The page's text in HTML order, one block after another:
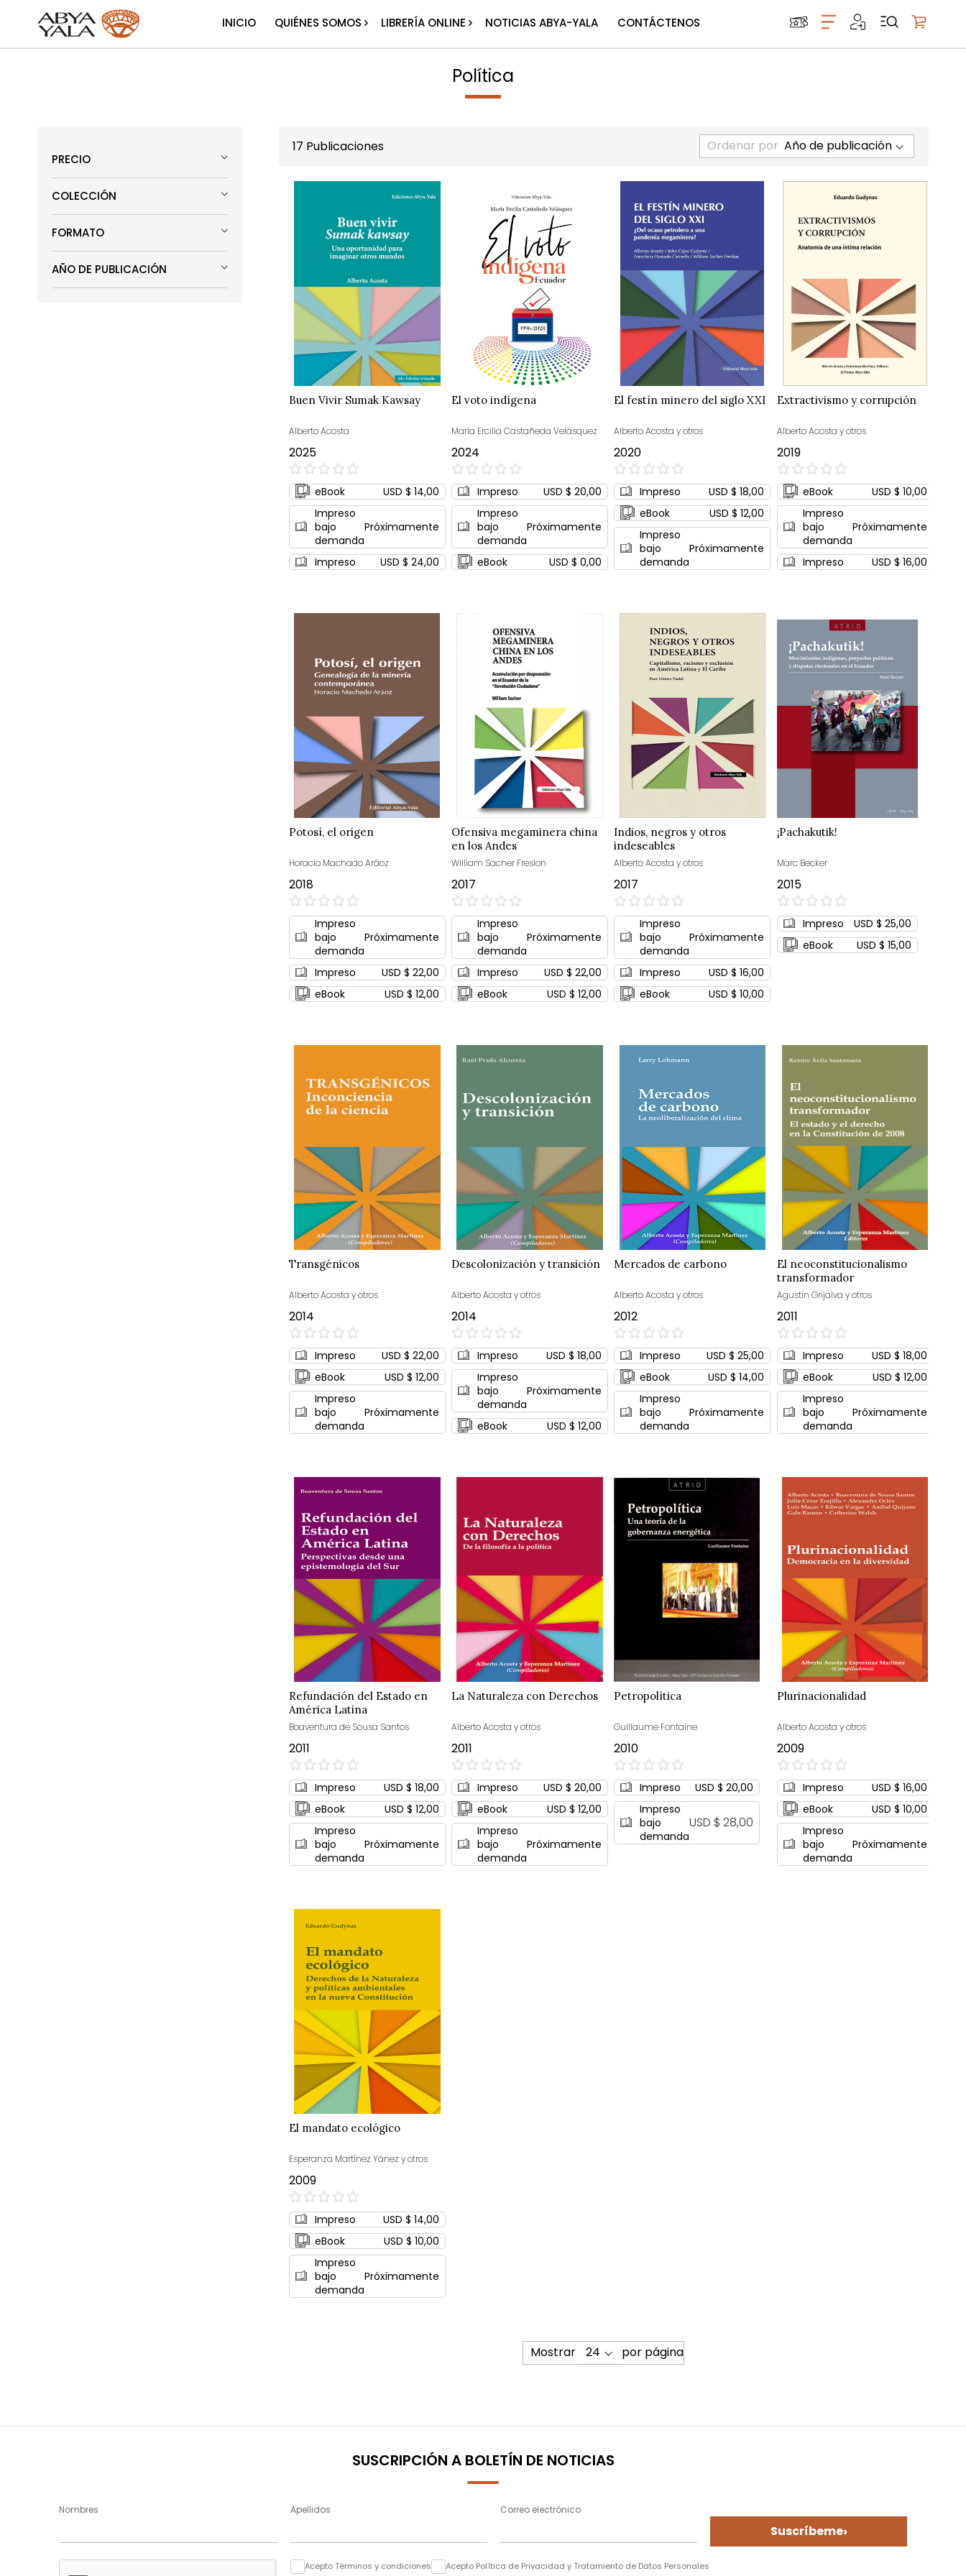
INICIO QUIÉNES SOMOS LIBRERÍA ONLINE NOTICIAS ABYA-YALA CONTÁCTENOS
Política
17 Publicaciones Ordenar por
Buen Vivir Sumak Kawsay
Alberto Acosta
2025
0%
eBook
USD $ 14,00
Impreso
bajo
demanda
Próximamente
Impreso USD $ 24,00
El voto indígena
María Ercilia Castañeda Velásquez
2024
0%
Impreso
USD $ 20,00
Impreso
bajo
demanda
Próximamente
eBook USD $ 0,00
El festín minero del siglo XXI
Alberto Acosta y otros
2020
0%
Impreso
USD $ 18,00
eBook
USD $ 12,00
Impreso
bajo
demanda
Próximamente
Extractivismo y corrupción
Alberto Acosta y otros
2019
0%
eBook
USD $ 10,00
Impreso
bajo
demanda
Próximamente
Impreso USD $ 16,00
Potosí, el origen
Horacio Machado Aráoz
2018
0%
Impreso
bajo
demanda
Próximamente
Impreso
USD $ 22,00
eBook
USD $ 12,00
Ofensiva megaminera china
en los Andes
William Sacher Freslon
2017
0%
Impreso
bajo
demanda
Próximamente
Impreso
USD $ 22,00
eBook
USD $ 12,00
Indios, negros y otros
indeseables
Alberto Acosta y otros
2017
0%
Impreso
bajo
demanda
Próximamente
Impreso
USD $ 16,00
eBook
USD $ 10,00
¡Pachakutik!
Marc Becker
2015
0%
Impreso
USD $ 25,00
eBook
USD $ 15,00
Transgénicos
Alberto Acosta y otros
2014
0%
Impreso
USD $ 22,00
eBook
USD $ 12,00
Impreso
bajo
demanda
Próximamente
Descolonización y transición
Alberto Acosta y otros
2014
0%
Impreso
USD $ 18,00
Impreso
bajo
demanda
Próximamente
eBook USD $ 12,00
Mercados de carbono
Alberto Acosta y otros
2012
0%
Impreso
USD $ 25,00
eBook
USD $ 14,00
Impreso
bajo
demanda
Próximamente
El neoconstitucionalismo
transformador
Agustín Grijalva y otros
2011
0%
Impreso
USD $ 18,00
eBook
USD $ 12,00
Impreso
bajo
demanda
Próximamente
Refundación del Estado en
América Latina
Boaventura de Sousa Santos
2011
0%
Impreso
USD $ 18,00
eBook
USD $ 12,00
Impreso
bajo
demanda
Próximamente
La Naturaleza con Derechos
Alberto Acosta y otros
2011
0%
Impreso
USD $ 20,00
eBook
USD $ 12,00
Impreso
bajo
demanda
Próximamente
Petropolítica
Guillaume Fontaine
2010
0%
Impreso
USD $ 20,00
Impreso
bajo
demanda
USD $ 28,00
Plurinacionalidad
Alberto Acosta y otros
2009
0%
Impreso
USD $ 16,00
eBook
USD $ 10,00
Impreso
bajo
demanda
Próximamente
El mandato ecológico
Esperanza Martínez Yánez y otros
2009
0%
Impreso
USD $ 14,00
eBook
USD $ 10,00
Impreso
bajo
demanda
Próximamente
Mostrar por página
PRECIO
COLECCIÓN
FORMATO
AÑO DE PUBLICACIÓN
SUSCRIPCIÓN A BOLETÍN DE NOTICIAS
Nombres Apellidos Correo electrónico
Suscríbeme›
Acepto Términos y condiciones Acepto Política de Privacidad y Tratamiento de Datos Personales